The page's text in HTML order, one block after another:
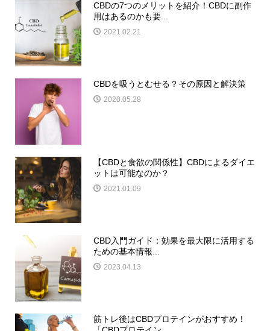
CBDの7つのメリットを紹介！CBDに副作
用はあるのかも要...
2021.02.21
CBDを吸うとむせる？その原因と解決策
2020.05.28
【CBDと食欲の関係性】CBDによるダイエ
ットは可能なのか？
2021.01.09
CBD入門ガイド：効果を最大限に活用する
ための基本情報...
2023.04.13
筋トレ後はCBDプロテインがおすすめ！